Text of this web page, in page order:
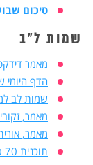
סיכום שבועי מיזם
שמות ל"ב
מאמר
הדף היומי
שמות לב
מאמר,
מאמר,
תוכנית 70 פנים על שבירת הלוחות